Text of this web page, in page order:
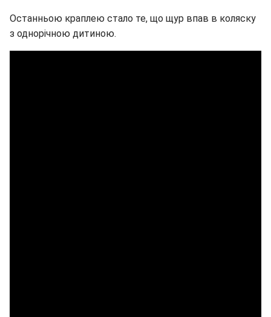
Останньою краплею стало те, що щур впав в коляску
з однорічною дитиною.